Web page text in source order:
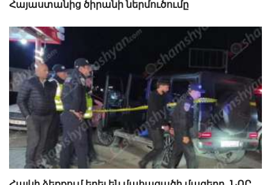
Հայաստանից ծիրանի ներմուծումը